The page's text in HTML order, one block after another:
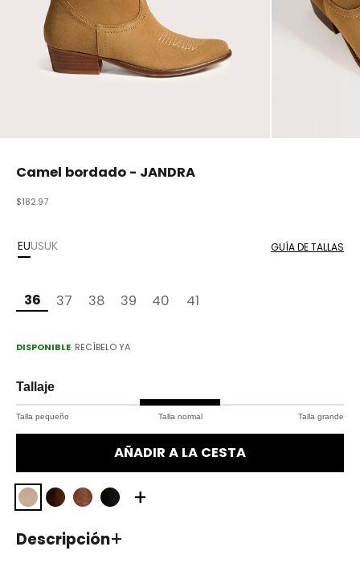
Camel bordado - JANDRA
Precio de oferta
$182.97
EUUSUK GUÍA DE TALLAS
36 37 38 39 40 41
DISPONIBLE· RECÍBELO YA
Tallaje
Talla pequeño Talla normal Talla grande
AÑADIR A LA CESTA
+
Descripción